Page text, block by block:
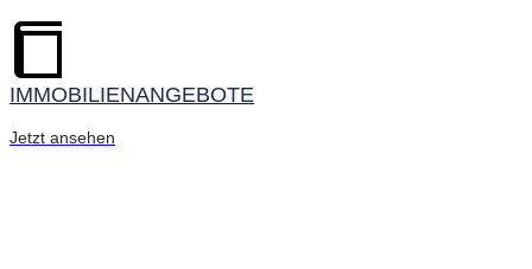
IMMOBILIENANGEBOTE
Jetzt ansehen